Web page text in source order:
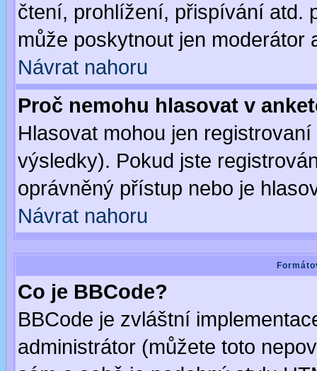
čtení, prohlížení, přispívání atd.
může poskytnout jen moderátor
Návrat nahoru
Proč nemohu hlasovat v
Hlasovat mohou jen
výsledky). Pokud jste
oprávněný přístup nebo je
Návrat nahoru
Co je BBCode?
BBCode je zvláštní
administrátor (můžete toto